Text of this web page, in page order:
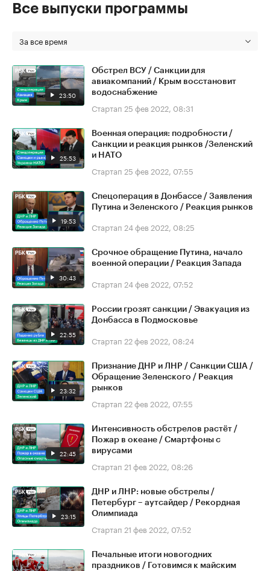
Все выпуски программы
За все время
23:50
Обстрел ВСУ / Санкции для
авиакомпаний / Крым восстановит
водоснабжение
Стартап 25 фев 2022, 08:31
25:53
Военная операция: подробности /
Санкции и реакция рынков /Зеленский
и НАТО
Стартап 25 фев 2022, 07:55
19:53
Спецоперация в Донбассе / Заявления
Путина и Зеленского / Реакция рынков
Стартап 24 фев 2022, 08:25
30:43
Срочное обращение Путина, начало
военной операции / Реакция Запада
Стартап 24 фев 2022, 07:52
22:55
России грозят санкции / Эвакуация из
Донбасса в Подмосковье
Стартап 22 фев 2022, 08:24
23:32
Признание ДНР и ЛНР / Санкции США /
Обращение Зеленского / Реакция
рынков
Стартап 22 фев 2022, 07:55
22:45
Интенсивность обстрелов растёт /
Пожар в океане / Смартфоны с
вирусами
Стартап 21 фев 2022, 08:26
23:15
ДНР и ЛНР: новые обстрелы /
Петербург – аутсайдер / Рекордная
Олимпиада
Стартап 21 фев 2022, 07:52
Печальные итоги новогодних
праздников / Готовимся к майским